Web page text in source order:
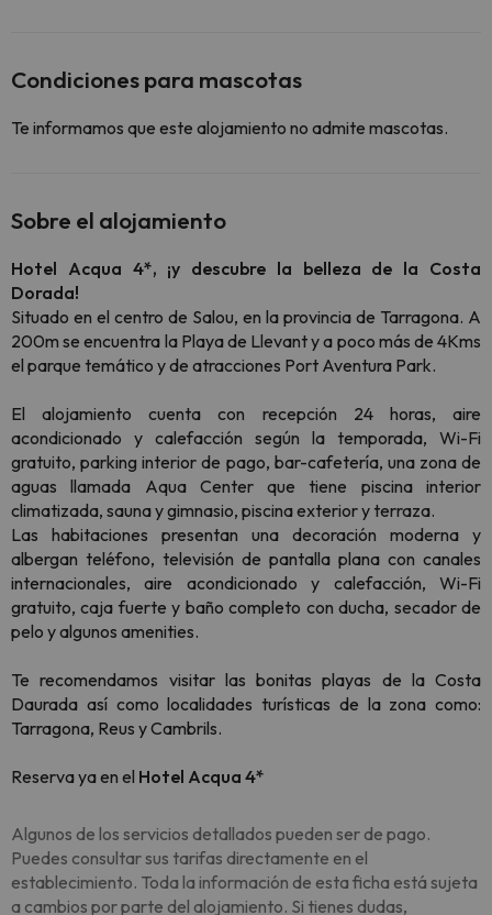
Condiciones para mascotas
Te informamos que este alojamiento no admite mascotas.
Sobre el alojamiento
Hotel Acqua 4*, ¡y descubre la belleza de la Costa
Dorada!
Situado en el centro de Salou, en la provincia de Tarragona. A
200m se encuentra la Playa de Llevant y a poco más de 4Kms
el parque temático y de atracciones Port Aventura Park.
El alojamiento cuenta con recepción 24 horas, aire
acondicionado y calefacción según la temporada, Wi-Fi
gratuito, parking interior de pago, bar-cafetería, una zona de
aguas llamada Aqua Center que tiene piscina interior
climatizada, sauna y gimnasio, piscina exterior y terraza.
Las habitaciones presentan una decoración moderna y
albergan teléfono, televisión de pantalla plana con canales
internacionales, aire acondicionado y calefacción, Wi-Fi
gratuito, caja fuerte y baño completo con ducha, secador de
pelo y algunos amenities.
Te recomendamos visitar las bonitas playas de la Costa
Daurada así como localidades turísticas de la zona como:
Tarragona, Reus y Cambrils.
Reserva ya en el Hotel Acqua 4*
Algunos de los servicios detallados pueden ser de pago.
Puedes consultar sus tarifas directamente en el
establecimiento. Toda la información de esta ficha está sujeta
a cambios por parte del alojamiento. Si tienes dudas,